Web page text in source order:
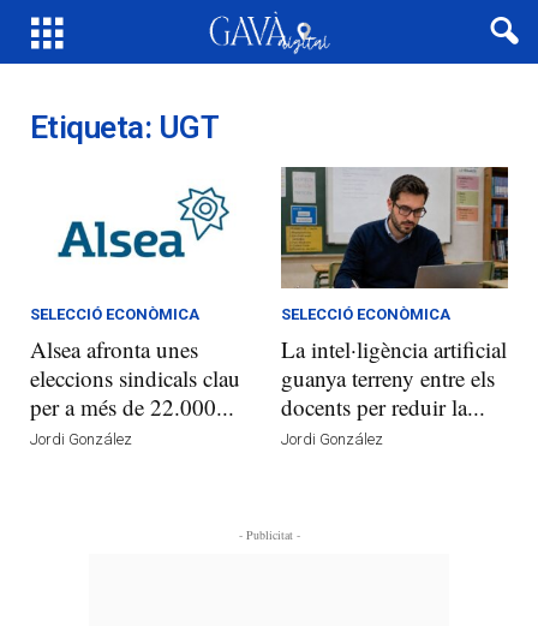
Etiqueta: UGT
SELECCIÓ ECONÒMICA
Alsea afronta unes
eleccions sindicals clau
per a més de 22.000...
Jordi González
SELECCIÓ ECONÒMICA
La intel·ligència artificial
guanya terreny entre els
docents per reduir la...
Jordi González
- Publicitat -